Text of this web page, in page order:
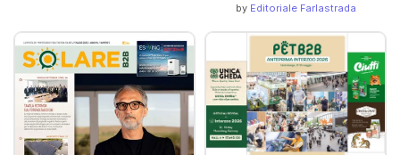
by Editoriale Farlastrada